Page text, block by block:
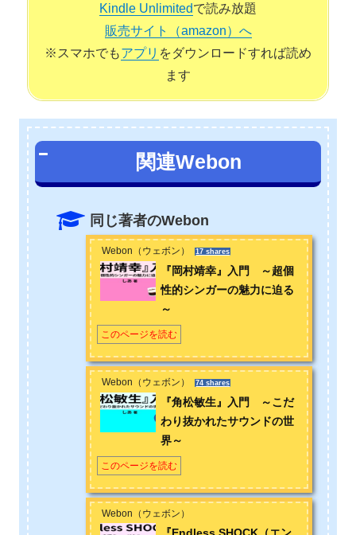
Kindle Unlimitedで読み放題
販売サイト（amazon）へ
※スマホでもアプリ をダウンロードすれば読め
ます
関連Webon
同じ著者のWebon
Webon（ウェボン） 17 shares
『岡村靖幸』入門 ～超個
性的シンガーの魅力に迫る
～
このページを読む
Webon（ウェボン） 74 shares
『角松敏生』入門 ～こだ
わり抜かれたサウンドの世
界～
このページを読む
Webon（ウェボン）